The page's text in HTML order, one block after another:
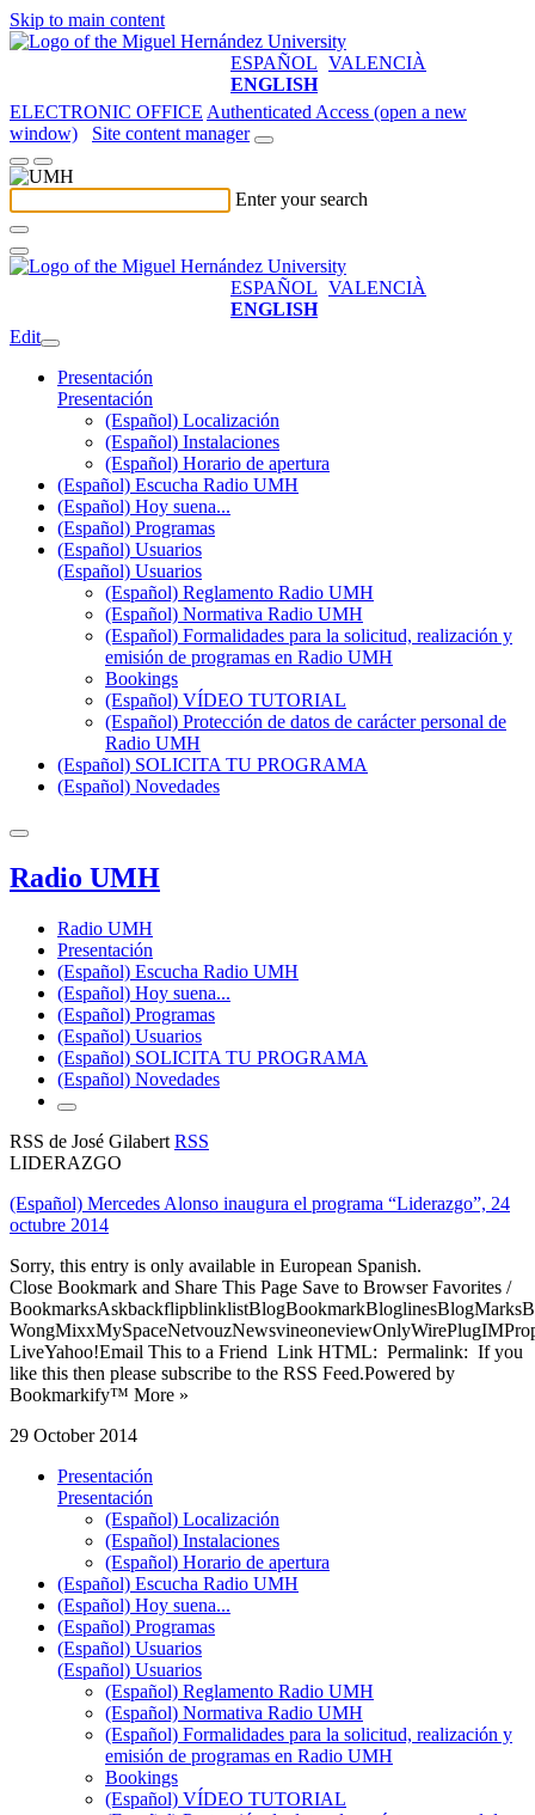
Skip to main content
ESPAÑOL VALENCIÀ
ENGLISH
ELECTRONIC OFFICE Authenticated Access (open a new
window)
Site content manager
Enter your search
ESPAÑOL VALENCIÀ
ENGLISH
Edit
Presentación
Presentación
(Español) Localización
(Español) Instalaciones
(Español) Horario de apertura
(Español) Escucha Radio UMH
(Español) Hoy suena...
(Español) Programas
(Español) Usuarios
(Español) Usuarios
(Español) Reglamento Radio UMH
(Español) Normativa Radio UMH
(Español) Formalidades para la solicitud, realización y
emisión de programas en Radio UMH
Bookings
(Español) VÍDEO TUTORIAL
(Español) Protección de datos de carácter personal de
Radio UMH
(Español) SOLICITA TU PROGRAMA
(Español) Novedades
Radio UMH
Radio UMH
Presentación
(Español) Escucha Radio UMH
(Español) Hoy suena...
(Español) Programas
(Español) Usuarios
(Español) SOLICITA TU PROGRAMA
(Español) Novedades
RSS de José Gilabert RSS
LIDERAZGO
(Español) Mercedes Alonso inaugura el programa “Liderazgo”, 24
octubre 2014
Sorry, this entry is only available in European Spanish.
Close Bookmark and Share This Page Save to Browser Favorites /
LiveYahoo!Email This to a Friend Link HTML: Permalink: If you
like this then please subscribe to the RSS Feed.Powered by
Bookmarkify™ More »
29 October 2014
Presentación
Presentación
(Español) Localización
(Español) Instalaciones
(Español) Horario de apertura
(Español) Escucha Radio UMH
(Español) Hoy suena...
(Español) Programas
(Español) Usuarios
(Español) Usuarios
(Español) Reglamento Radio UMH
(Español) Normativa Radio UMH
(Español) Formalidades para la solicitud, realización y
emisión de programas en Radio UMH
Bookings
(Español) VÍDEO TUTORIAL